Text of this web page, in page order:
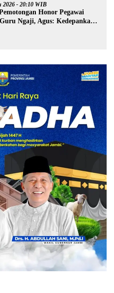
2026 - 20:10 WIB
Honor Pegawai
Ngaji, Agus: Kedepankan